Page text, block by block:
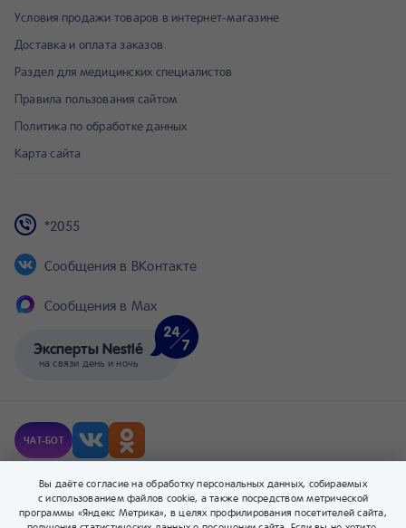
Условия продажи товаров в интернет-магазине
Доставка и оплата заказов
Раздел для медицинских специалистов
Правила пользования сайтом
Политика по обработке данных
Карта сайта
Эксперты Nestlé
на связи день и ночь
*2055
Сообщения в ВКонтакте
Сообщения в Max
ЧАТ-БОТ
© Компания Nestlé, 2026 г. Все права защищены.
® Владелец товарных знаков: Société des Produits Nestlé S.A. (Швейцария).
Вы даёте согласие на обработку персональных данных, собираемых
с использованием файлов cookie, а также посредством метрической
программы «Яндекс Метрика», в целях профилирования посетителей сайта,